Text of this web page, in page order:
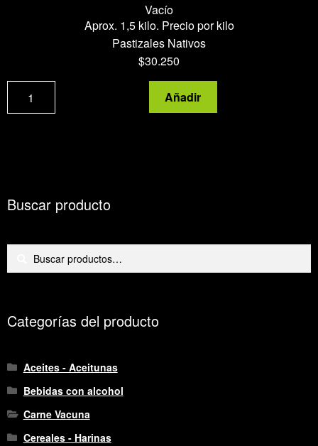
Vacío
Aprox. 1,5 kilo. Precio por kilo
Pastizales Nativos
$30.250
Vacío
cantidad
Añadir
Buscar producto
Buscar
Buscar
Categorías del producto
Aceites - Aceitunas
Bebidas con alcohol
Carne Vacuna
Cereales - Harinas